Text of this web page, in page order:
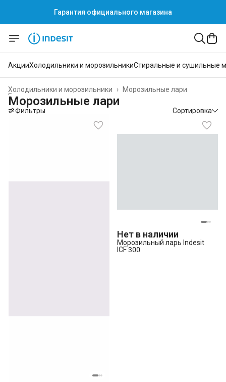
Гарантия официального магазина
АкцииХолодильники и морозильникиСтиральные и сушильные
Морозильные лари
Холодильники и морозильники
›
Главная
Морозильные лари
Фильтры Сортировка
Нет в наличии
Морозильный ларь Indesit
ICF 300